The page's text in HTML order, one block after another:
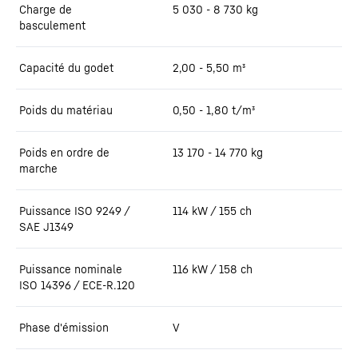
Charge de
basculement
5 030 - 8 730 kg
Capacité du godet 2,00 - 5,50 m³
Poids du matériau 0,50 - 1,80 t/m³
Poids en ordre de
marche
13 170 - 14 770 kg
Puissance ISO 9249 /
SAE J1349
114 kW / 155 ch
Puissance nominale
ISO 14396 / ECE-R.120
116 kW / 158 ch
Phase d'émission V